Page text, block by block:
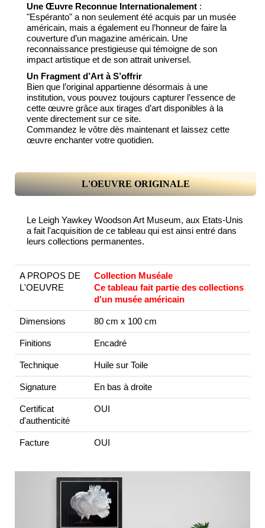
Une Œuvre Reconnue Internationalement :
"Espéranto" a non seulement été acquis par un musée
américain, mais a également eu l’honneur de faire la
couverture d’un magazine américain. Une
reconnaissance prestigieuse qui témoigne de son
impact artistique et de son attrait universel.
Un Fragment d’Art à S’offrir
Bien que l’original appartienne désormais à une
institution, vous pouvez toujours capturer l’essence de
cette œuvre grâce aux tirages d’art disponibles à la
vente directement sur ce site.
Commandez le vôtre dès maintenant et laissez cette
œuvre enchanter votre quotidien.
L'OEUVRE ORIGINALE
Le Leigh Yawkey Woodson Art Museum, aux Etats-Unis
a fait l'acquisition de ce tableau qui est ainsi entré dans
leurs collections permanentes.
A PROPOS DE
L'OEUVRE
Collection Muséale
Ce tableau fait partie des collections
d'un musée américain
Dimensions 80 cm x 100 cm
Finitions Encadré
Technique Huile sur Toile
Signature En bas à droite
Certificat
d'authenticité
OUI
Facture OUI